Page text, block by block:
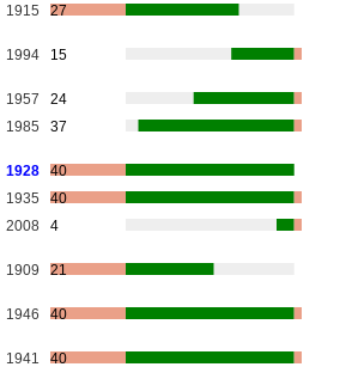
1915 27
1994 15
1957
24
1985 37
1928
40
1935
40
2008 4
1909 21
1946 40
1941 40